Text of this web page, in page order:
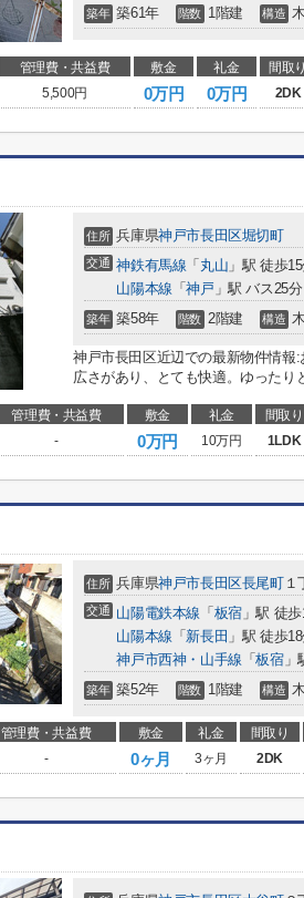
築年 築61年 階数 1階建 構造
管理費・共益費 敷金 礼金 間取り
5,500円 0万円 0万円 2DK
住所 兵庫県神戸市長田区堀切町
交通 神鉄有馬線 「 丸山 」駅 徒歩
山陽本線 「神戸 」駅 バス25
築年 築58年 階数 2階建 構造
神戸市長田区近辺での最新物件情
広さがあり、とても快適。ゆった
管理費・共益費 敷金 礼金 間取り
- 0万円 10万円 1LDK
住所 兵庫県神戸市長田区長尾町１
交通 山陽電鉄本線 「 板宿」駅 徒歩
山陽本線 「 新長田 」駅 徒歩
神戸市西神・山手線 「板宿」
築年 築52年 階数 1階建 構造
管理費・共益費 敷金 礼金 間取り
- 0ヶ月 3ヶ月 2DK